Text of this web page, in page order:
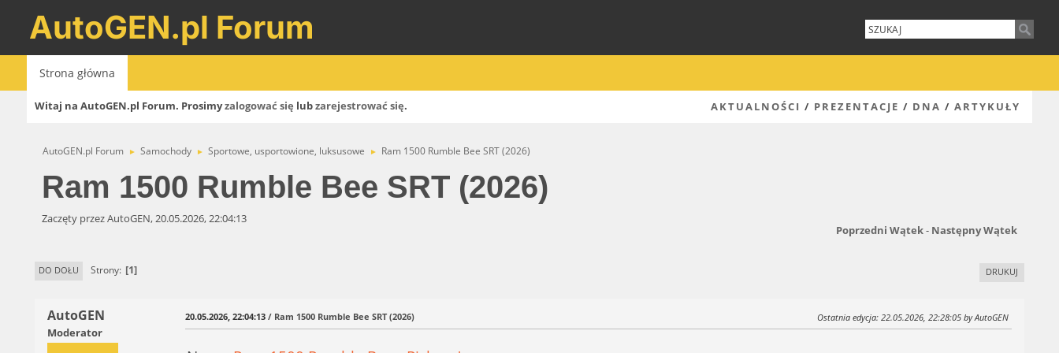
AutoGEN.pl Forum
Strona główna
Witaj na AutoGEN.pl Forum. Prosimyzalogować się lubzarejestrować się. AKTUALNOŚCI / PREZENTACJE / DNA / ARTYKUŁY
AutoGEN.pl Forum ► Samochody ► Sportowe, usportowione, luksusowe ► Ram 1500 Rumble Bee SRT (2026)
Ram 1500 Rumble Bee SRT (2026)
Zaczęty przez AutoGEN, 20.05.2026, 22:04:13
Poprzedni Wątek- Następny Wątek
DRUKUJ
DO DOŁU Strony 1
AutoGEN
Moderator
20.05.2026, 22:04:13 / Ram 1500 Rumble Bee SRT (2026) Ostatnia edycja: 22.05.2026, 22:28:05 by AutoGEN